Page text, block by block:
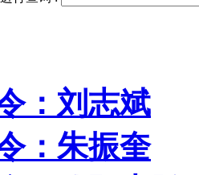
：刘志斌
：朱振奎